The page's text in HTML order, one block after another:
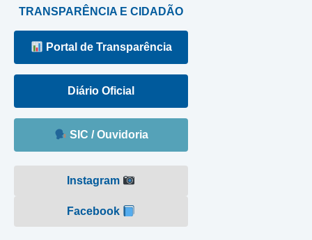
TRANSPARÊNCIA E CIDADÃO
Portal de Transparência
Diário Oficial
SIC / Ouvidoria
Instagram
Facebook